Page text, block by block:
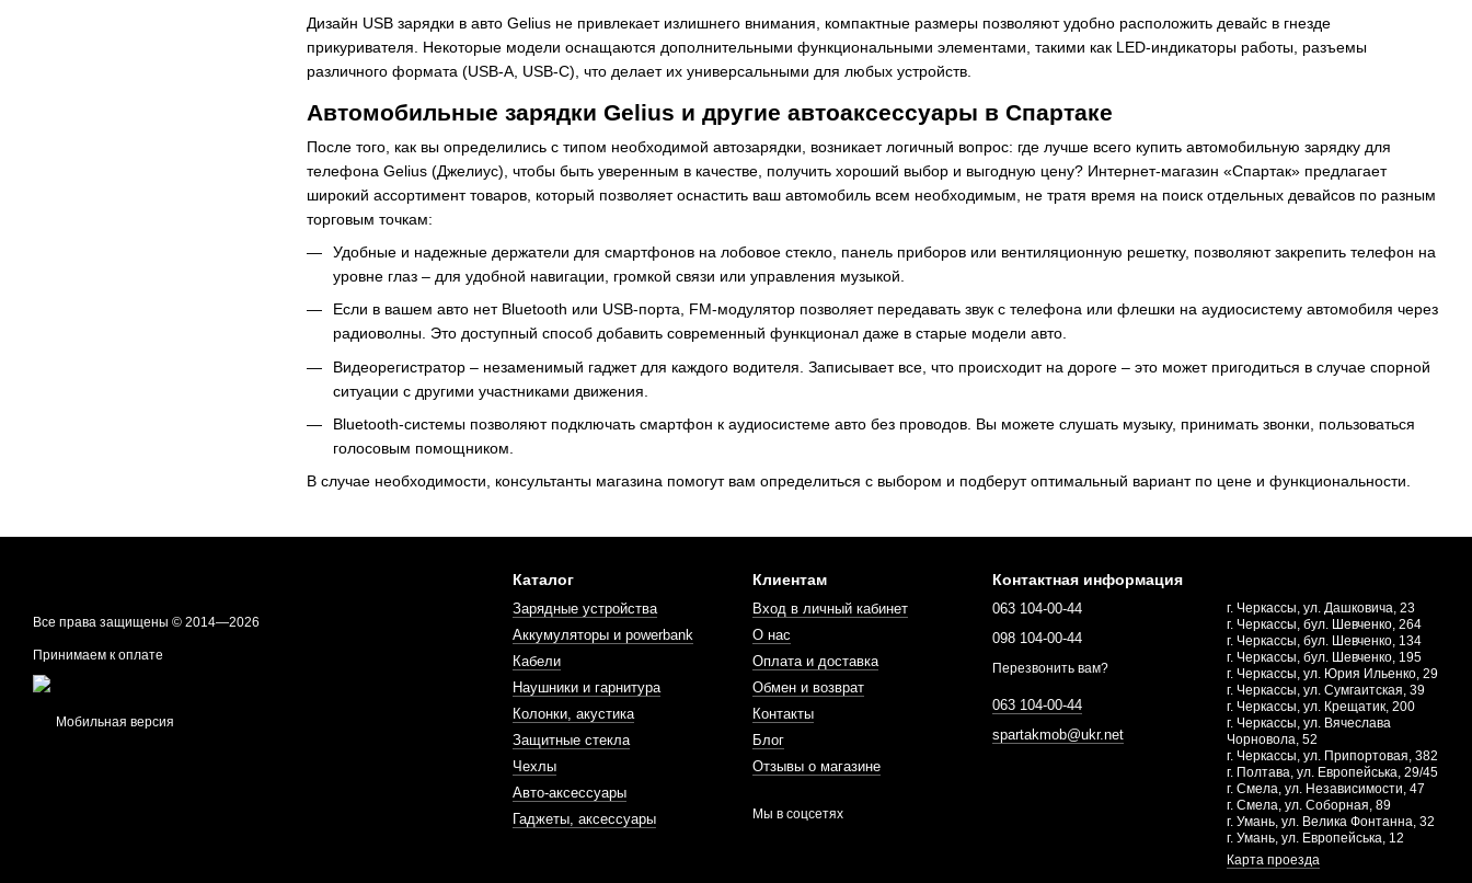
Дизайн USB зарядки в авто Gelius не привлекает излишнего внимания, компактные размеры позволяют удобно расположить девайс в гнезде
прикуривателя. Некоторые модели оснащаются дополнительными функциональными элементами, такими как LED-индикаторы работы, разъемы
различного формата (USB-A, USB-C), что делает их универсальными для любых устройств.
Автомобильные зарядки Gelius и другие автоаксессуары в Спартаке
После того, как вы определились с типом необходимой автозарядки, возникает логичный вопрос: где лучше всего купить автомобильную зарядку для
телефона Gelius (Джелиус), чтобы быть уверенным в качестве, получить хороший выбор и выгодную цену? Интернет-магазин «Спартак» предлагает
широкий ассортимент товаров, который позволяет оснастить ваш автомобиль всем необходимым, не тратя время на поиск отдельных девайсов по разным
торговым точкам:
Удобные и надежные держатели для смартфонов на лобовое стекло, панель приборов или вентиляционную решетку, позволяют закрепить телефон на
уровне глаз – для удобной навигации, громкой связи или управления музыкой.
Если в вашем авто нет Bluetooth или USB-порта, FM-модулятор позволяет передавать звук с телефона или флешки на аудиосистему автомобиля через
радиоволны. Это доступный способ добавить современный функционал даже в старые модели авто.
Видеорегистратор – незаменимый гаджет для каждого водителя. Записывает все, что происходит на дороге – это может пригодиться в случае спорной
ситуации с другими участниками движения.
Bluetooth-системы позволяют подключать смартфон к аудиосистеме авто без проводов. Вы можете слушать музыку, принимать звонки, пользоваться
голосовым помощником.
В случае необходимости, консультанты магазина помогут вам определиться с выбором и подберут оптимальный вариант по цене и функциональности.
Все права защищены © 2014—2026
Принимаем к оплате
Мобильная версия
Каталог
Зарядные устройства
Аккумуляторы и powerbank
Кабели
Наушники и гарнитура
Колонки, акустика
Защитные стекла
Чехлы
Авто-аксессуары
Гаджеты, аксессуары
Клиентам
Вход в личный кабинет
О нас
Оплата и доставка
Обмен и возврат
Контакты
Блог
Отзывы о магазине
Мы в соцсетях
Контактная информация
063 104-00-44
098 104-00-44
Перезвонить вам?
063 104-00-44
spartakmob@ukr.net
г. Черкассы, ул. Дашковича, 23
г. Черкассы, бул. Шевченко, 264
г. Черкассы, бул. Шевченко, 134
г. Черкассы, бул. Шевченко, 195
г. Черкассы, ул. Юрия Ильенко, 29
г. Черкассы, ул. Сумгаитская, 39
г. Черкассы, ул. Крещатик, 200
г. Черкассы, ул. Вячеслава
Чорновола, 52
г. Черкассы, ул. Припортовая, 382
г. Полтава, ул. Европейська, 29/45
г. Смела, ул. Независимости, 47
г. Смела, ул. Соборная, 89
г. Умань, ул. Велика Фонтанна, 32
г. Умань, ул. Европейська, 12
Карта проезда